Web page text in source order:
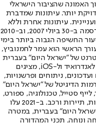
האמונה שהציבור הישראלי
יותר. עיתונות שמדברת
עיתונות אחרת וללא
תשלום. המהדורה המודפסת הראשונה פורסמה ב-30 ביולי 2007, וב-2010
החשיפה הגבוה ביותר בימי
הראשי הוא עמר לחמנוביץ,
של "ישראל היום" בעברית
ובאנגלית, כמו כן היישומונים (אפליקציות) לאנדרואיד ול-iOS, מציגים
ניתוחים ופרשנויות,
הדיגיטל של "ישראל היום"
סטייל, טכנולוגיה, ספורט,
כלכלה וצרכנות, בריאות, חיילים, אוכל, יהדות, תיירות ורכב. ב-2021 עלו
היום" בעברית, במטרה
ונוחה. תכני המהדורה